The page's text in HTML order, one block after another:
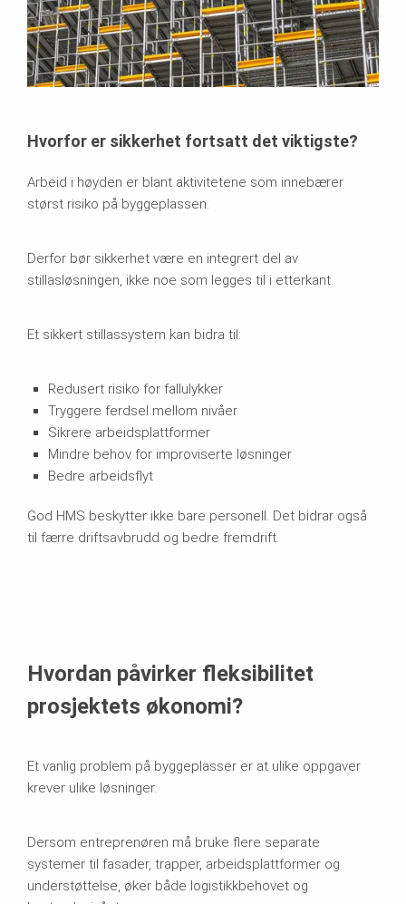
Hvorfor er sikkerhet fortsatt det viktigste?
Arbeid i høyden er blant aktivitetene som innebærer
størst risiko på byggeplassen.
Derfor bør sikkerhet være en integrert del av
stillasløsningen, ikke noe som legges til i etterkant.
Et sikkert stillassystem kan bidra til:
Redusert risiko for fallulykker
Tryggere ferdsel mellom nivåer
Sikrere arbeidsplattformer
Mindre behov for improviserte løsninger
Bedre arbeidsflyt
God HMS beskytter ikke bare personell. Det bidrar også
til færre driftsavbrudd og bedre fremdrift.
Hvordan påvirker fleksibilitet
prosjektets økonomi?
Et vanlig problem på byggeplasser er at ulike oppgaver
krever ulike løsninger.
Dersom entreprenøren må bruke flere separate
systemer til fasader, trapper, arbeidsplattformer og
understøttelse, øker både logistikkbehovet og